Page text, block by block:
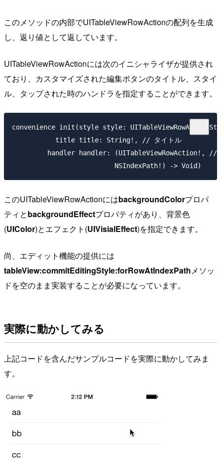
このメソッドの内部でUITableViewRowActionの配列を生成
し、返り値として返しています。
UITableViewRowActionには次のイニシャライザが提供され
ており、カスタマイズされた編集ボタンのタイトル、スタイ
ル、タップされた時のハンドラを指定することができます。
convenience init(style style:
           title title: String!, // タイトル
handler handler: (UITableViewRowAction!, //
このUITableViewRowActionにはbackgroundColorプロパ
ティとbackgroundEffectプロパティがあり、背景色
(UIColor)とエフェクト(UIVisialEffect)を指定できます。
尚、エディット機能の提供には
tableView:commitEditingStyle:forRowAtIndexPathメソッ
ドを空のまま実装することが必要になっています。
実際に動かしてみる
上記コードを含んだサンプルコードを実際に動かしてみま
す。